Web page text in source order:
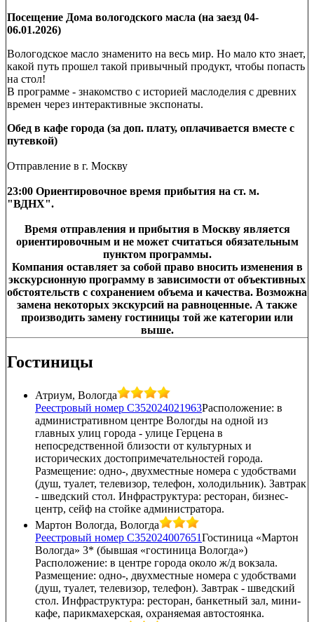
Посещение Дома вологодского масла (на заезд 04-
06.01.2026)
Вологодское масло знаменито на весь мир. Но мало кто знает,
какой путь прошел такой привычный продукт, чтобы попасть
на стол!
В программе - знакомство с историей маслоделия с древних
времен через интерактивные экспонаты.
Обед в кафе города (за доп. плату, оплачивается вместе с
путевкой)
Отправление в г. Москву
23:00 Ориентировочное время прибытия на ст. м.
"ВДНХ".
Время отправления и прибытия в Москву является
ориентировочным и не может считаться обязательным
пунктом программы.
Компания оставляет за собой право вносить изменения в
экскурсионную программу в зависимости от объективных
обстоятельств с сохранением объема и качества. Возможна
замена некоторых экскурсий на равноценные. А также
производить замену гостиницы той же категории или
выше.
Гостиницы
Атриум, Вологда
Реестровый номер С352024021963Расположение: в
административном центре Вологды на одной из
главных улиц города - улице Герцена в
непосредственной близости от культурных и
исторических достопримечательностей города.
Размещение: одно-, двухместные номера с удобствами
(душ, туалет, телевизор, телефон, холодильник). Завтрак
- шведский стол. Инфраструктура: ресторан, бизнес-
центр, сейф на стойке администратора.
Мартон Вологда, Вологда
Реестровый номер С352024007651Гостиница «Мартон
Вологда» 3* (бывшая «гостиница Вологда»)
Расположение: в центре города около ж/д вокзала.
Размещение: одно-, двухместные номера с удобствами
(душ, туалет, телевизор, телефон). Завтрак - шведский
стол. Инфраструктура: ресторан, банкетный зал, мини-
кафе, парикмахерская, охраняемая автостоянка.